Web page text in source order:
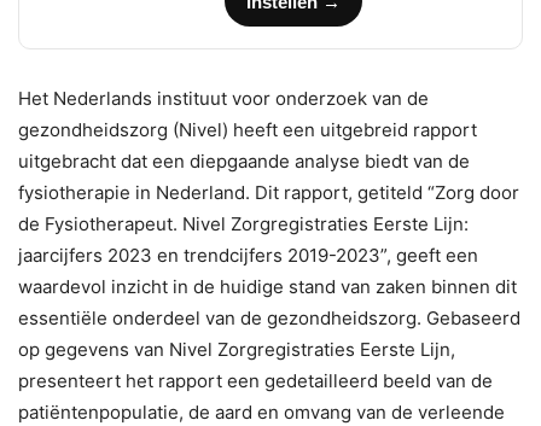
Het Nederlands instituut voor onderzoek van de
gezondheidszorg (Nivel) heeft een uitgebreid rapport
uitgebracht dat een diepgaande analyse biedt van de
fysiotherapie in Nederland. Dit rapport, getiteld “Zorg door
de Fysiotherapeut. Nivel Zorgregistraties Eerste Lijn:
jaarcijfers 2023 en trendcijfers 2019-2023”, geeft een
waardevol inzicht in de huidige stand van zaken binnen dit
essentiële onderdeel van de gezondheidszorg. Gebaseerd
op gegevens van Nivel Zorgregistraties Eerste Lijn,
presenteert het rapport een gedetailleerd beeld van de
patiëntenpopulatie, de aard en omvang van de verleende